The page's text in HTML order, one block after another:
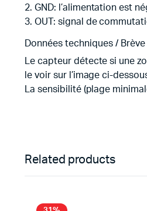
2. GND: l’alimentation est
3. OUT: signal de
Données techniques /
Le capteur détecte si une
le voir sur l’image ci-
La sensibilité (plage
Related products